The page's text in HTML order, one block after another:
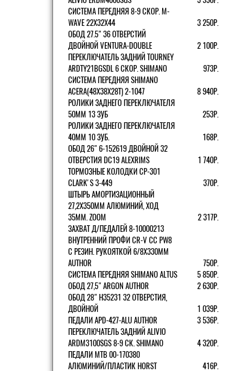
СИСТЕМА ПЕРЕДНЯЯ 8-9 СКОР. M-
WAVE 22Х32Х44
3 250Р.
ОБОД 27.5" 36 ОТВЕРСТИЙ
ДВОЙНОЙ VENTURA-DOUBLE
2 100Р.
ПЕРЕКЛЮЧАТЕЛЬ ЗАДНИЙ TOURNEY
ARDTY21BGSDL 6 СКОР. SHIMANO
973Р.
СИСТЕМА ПЕРЕДНЯЯ SHIMANO
ACERA(48Х38Х28Т) 2-1047
8 940Р.
РОЛИКИ ЗАДНЕГО ПЕРЕКЛЮЧАТЕЛЯ
50ММ 13 ЗУБ
253Р.
РОЛИКИ ЗАДНЕГО ПЕРЕКЛЮЧАТЕЛЯ
40ММ 10 ЗУБ.
168Р.
ОБОД 26" 6-152619 ДВОЙНОЙ 32
ОТВЕРСТИЯ DC19 ALEXRIMS
1 740Р.
ТОРМОЗНЫЕ КОЛОДКИ CP-301
CLARK'S 3-449
370Р.
ШТЫРЬ АМОРТИЗАЦИОННЫЙ
27,2Х350ММ АЛЮМИНИЙ, ХОД
35ММ. ZOOM
2 317Р.
ЗАХВАТ Д/ПЕДАЛЕЙ 8-10000213
ВНУТРЕННИЙ ПРОФИ CR-V CC PW8
С РЕЗИН. РУКОЯТКОЙ 6/8X330ММ
AUTHOR
750Р.
СИСТЕМА ПЕРЕДНЯЯ SHIMANO ALTUS
5 850Р.
ОБОД 27,5" ARGON AUTHOR
2 630Р.
ОБОД 28" H35231 32 ОТВЕРСТИЯ,
ДВОЙНОЙ
1 039Р.
ПЕДАЛИ APD-427-ALU AUTHOR
3 536Р.
ПЕРЕКЛЮЧАТЕЛЬ ЗАДНИЙ ALIVIO
ARDM3100SGS 8-9 СК. SHIMANO
4 320Р.
ПЕДАЛИ MTB 00-170380
АЛЮМИНИЙ/ПЛАСТИК HORST
416Р.